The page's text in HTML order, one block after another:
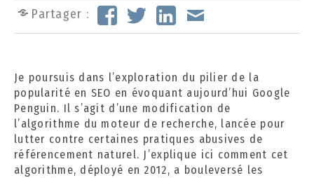
p
t
r
e
2
0
2
4
Partager :
Je poursuis dans l’exploration du pilier de la
popularité en SEO en évoquant aujourd’hui Google
Penguin. Il s’agit d’une modification de
l’algorithme du moteur de recherche, lancée pour
lutter contre certaines pratiques abusives de
référencement naturel. J’explique ici comment cet
algorithme, déployé en 2012, a bouleversé les